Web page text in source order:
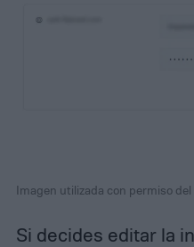
Imagen utilizada con permiso
Si decides editar la